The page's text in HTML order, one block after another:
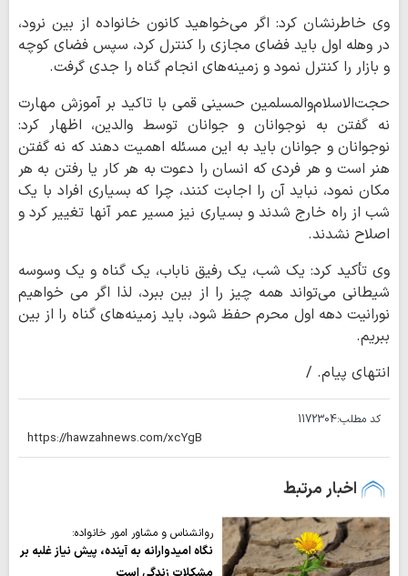
وی خاطرنشان کرد: اگر می‌خواهید کانون خانواده از بین نرود،
در وهله اول باید فضای مجازی را کنترل کرد، سپس فضای کوچه
و بازار را کنترل نمود و زمینه‌های انجام گناه را جدی گرفت.
حجت‌الاسلام‌والمسلمین حسینی قمی با تاکید بر آموزش مهارت
نه گفتن به نوجوانان و جوانان توسط والدین، اظهار کرد:
نوجوانان و جوانان باید به این مسئله اهمیت دهند که نه گفتن
هنر است و هر فردی که انسان را دعوت به هر کار یا رفتن به هر
مکان نمود، نباید آن را اجابت کنند، چرا که بسیاری افراد با یک
شب از راه خارج شدند و بسیاری نیز مسیر عمر آنها تغییر کرد و
اصلاح نشدند.
وی تأکید کرد: یک شب، یک رفیق ناباب، یک گناه و یک وسوسه
شیطانی می‌تواند همه چیز را از بین ببرد، لذا اگر می خواهیم
نورانیت دهه اول محرم حفظ شود، باید زمینه‌های گناه را از بین
ببریم.
انتهای پیام. /
کد مطلب:1172304
اخبار مرتبط
روانشناس و مشاور امور خانواده:
نگاه امیدوارانه به آینده، پیش نیاز غلبه بر